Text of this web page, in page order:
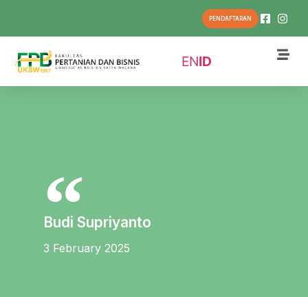
PENDAFTARAN
ENID
Budi Supriyanto
3 February 2025